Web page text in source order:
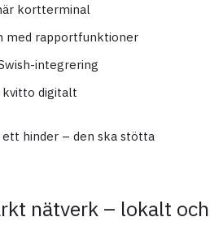
kortterminal
med rapportfunktioner
integrering
digitalt
hinder – den ska stötta
nätverk – lokalt och